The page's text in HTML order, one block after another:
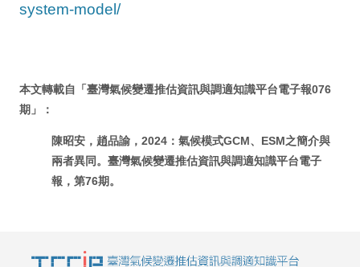
system-model/
本文轉載自 「臺灣氣候變遷推估資訊與調適知識平台電子報076
期」：
陳昭安，趙品諭，2024：氣候模式GCM、ESM之簡介與
兩者異同。臺灣氣候變遷推估資訊與調適知識平台電子
報，第76期。